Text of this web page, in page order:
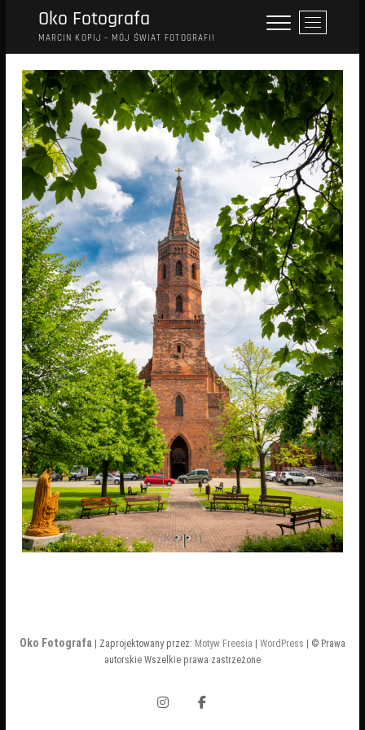
Oko Fotografa
MARCIN KOPIJ – MÓJ ŚWIAT FOTOGRAFII
P
r
z
y
c
s
k
m
e
n
u
Oko Fotografa | Zaprojektowany przez: Motyw Freesia WordPress | © Prawa
autorskie Wszelkie prawa zastrzeżone
Instagram
Facebook